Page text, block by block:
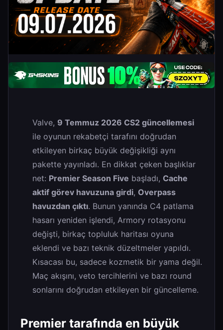
Valve, 9 Temmuz 2026 CS2 güncellemesi
ile oyunun rekabetçi tarafını doğrudan
etkileyen birkaç büyük değişikliği aynı
pakette yayınladı. En dikkat çeken başlıklar
net: Premier Season Five başladı, Cache
aktif görev havuzuna girdi, Overpass
havuzdan çıktı. Bunun yanında C4 patlama
hasarı yeniden işlendi, Armory rotasyonu
değişti, birkaç topluluk haritası oyuna
eklendi ve bazı teknik düzeltmeler yapıldı.
Kısacası bu, sadece kozmetik bir yama değil.
Maç akışını, veto tercihlerini ve bazı round
sonlarını doğrudan etkileyen bir güncelleme.
Premier tarafında en büyük